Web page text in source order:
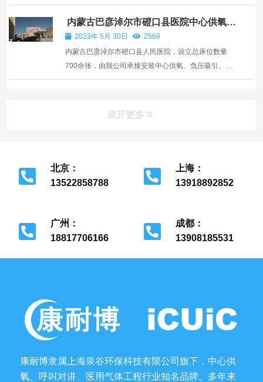
氧系统、铝合金设备带、氧气汇流排、气体终端、医护
对讲系统设备及设计安装施工服务。
内蒙古巴彦淖尔市磴口县医院中心供氧负
压吸引系统安装
2023年 5月 30日
2569
内蒙古巴彦淖尔市磴口县人民医院，设立总床位数量
700余张，由我公司承接安装中心供氧、负压吸引、医
护对讲系统工程，主要包括医气管道铺设、医用设备单
展开更多
北京：
13522858788
上海：
13918892852
广州：
18817706166
成都：
13908185531
康耐博隶属上海泉谷环保科技有限公司旗下，中心供
氧、呼叫对讲、医用气体工程行业知名品牌。多年来